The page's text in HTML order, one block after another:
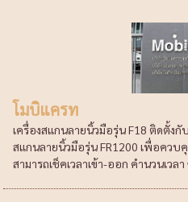
โมบิแครท
เครื่องสแกนลายนิ้วมือรุ่น F18 ติดตั้ง
สแกนลายนิ้วมือรุ่น FR1200 เพื่อควบ
สามารถเช็คเวลาเข้า-ออก คำนวนเวล